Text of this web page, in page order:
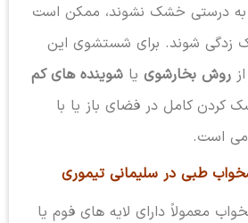
درستی خشک نشوند، ممکن است
زدگی شوند. برای شستشوی این
روش بخارشوییا شوینده های کم
کامل در فضای باز یا با
است.
طبی در سلیمانی تیموری
معمولاً دارای لایه های فوم یا